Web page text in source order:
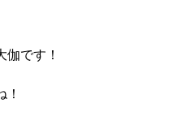
伽です！